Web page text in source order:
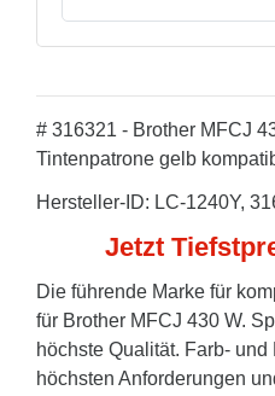
# 316321 - Brother MFCJ
Tintenpatrone gelb
Hersteller-ID: LC-1240Y,
Jetzt
Die führende Marke für
für Brother MFCJ 430 W.
höchste Qualität. Farb-
höchsten Anforderungen